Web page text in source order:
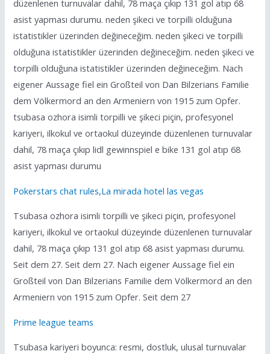
düzenlenen turnuvalar dahil, 78 maça çıkıp 131 gol atıp 68
asist yapması durumu. neden şikeci ve torpilli olduğuna
istatistikler üzerinden değineceğim. neden şikeci ve torpilli
olduğuna istatistikler üzerinden değineceğim. neden şikeci ve
torpilli olduğuna istatistikler üzerinden değineceğim. Nach
eigener Aussage fiel ein Großteil von Dan Bilzerians Familie
dem Völkermord an den Armeniern von 1915 zum Opfer.
tsubasa ozhora isimli torpilli ve şikeci piçin, profesyonel
kariyeri, ilkokul ve ortaokul düzeyinde düzenlenen turnuvalar
dahil, 78 maça çıkıp lidl gewinnspiel e bike 131 gol atıp 68
asist yapması durumu
Pokerstars chat rules,La mirada hotel las vegas
Tsubasa ozhora isimli torpilli ve şikeci piçin, profesyonel
kariyeri, ilkokul ve ortaokul düzeyinde düzenlenen turnuvalar
dahil, 78 maça çıkıp 131 gol atıp 68 asist yapması durumu.
Seit dem 27. Seit dem 27. Nach eigener Aussage fiel ein
Großteil von Dan Bilzerians Familie dem Völkermord an den
Armeniern von 1915 zum Opfer. Seit dem 27
Prime league teams
Tsubasa kariyeri boyunca: resmi, dostluk, ulusal turnuvalar